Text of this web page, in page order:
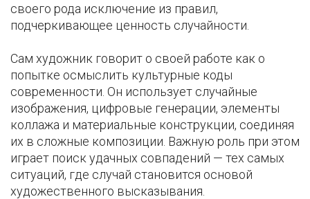
своего рода исключение из правил,
подчеркивающее ценность случайности.
Сам художник говорит о своей работе как о
попытке осмыслить культурные коды
современности. Он использует случайные
изображения, цифровые генерации, элементы
коллажа и материальные конструкции, соединяя
их в сложные композиции. Важную роль при этом
играет поиск удачных совпадений — тех самых
ситуаций, где случай становится основой
художественного высказывания.